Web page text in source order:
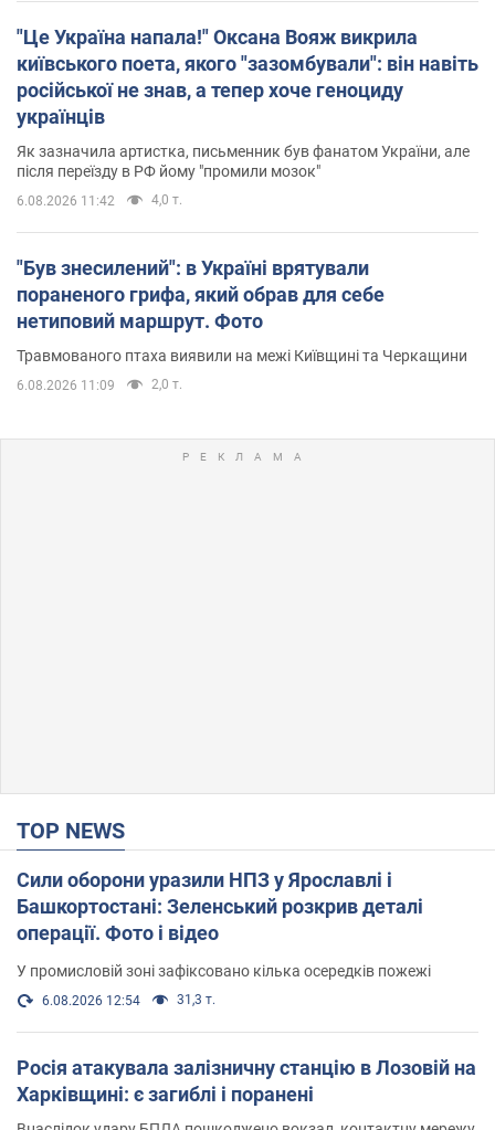
"Це Україна напала!" Оксана Вояж викрила
київського поета, якого "зазомбували": він навіть
російської не знав, а тепер хоче геноциду
українців
Як зазначила артистка, письменник був фанатом України, але
після переїзду в РФ йому "промили мозок"
6.08.2026 11:42 4,0 т.
"Був знесилений": в Україні врятували
пораненого грифа, який обрав для себе
нетиповий маршрут. Фото
Травмованого птаха виявили на межі Київщині та Черкащини
6.08.2026 11:09 2,0 т.
TOP NEWS
Сили оборони уразили НПЗ у Ярославлі і
Башкортостані: Зеленський розкрив деталі
операції. Фото і відео
У промисловій зоні зафіксовано кілька осередків пожежі
6.08.2026 12:54 31,3 т.
Росія атакувала залізничну станцію в Лозовій на
Харківщині: є загиблі і поранені